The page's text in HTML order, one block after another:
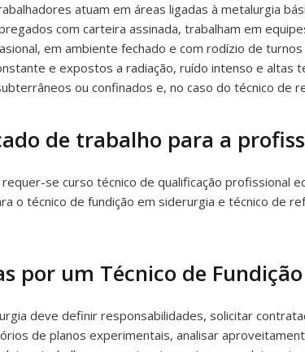
atuam em áreas ligadas à metalurgia
com carteira assinada, trabalham em
em ambiente fechado e com rodízio de
e expostos a radiação, ruído intenso e altas
ou confinados e, no caso do técnico de
de trabalho para a
se curso técnico de qualificação profissional
o técnico de fundição em siderurgia e técnico de
por um Técnico de
deve definir responsabilidades, solicitar
de planos experimentais, analisar